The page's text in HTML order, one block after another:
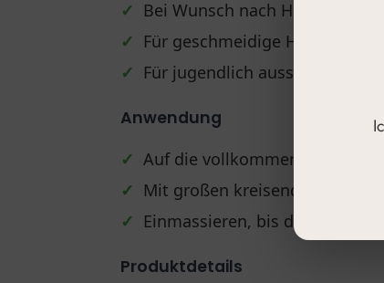
✓ Bei Wunsch nach Hautformung
✓ Für geschmeidige Haut
✓ Für jugendlich aussehende Haut
Anwendung
✓ Auf die vollkommen trockene
✓ Mit großen kreisenden
✓ Einmassieren, bis die Creme
Produktdetails